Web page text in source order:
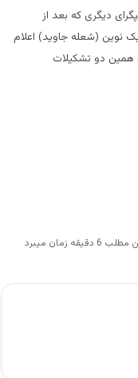
دیگری که بعد از
نوین (شعله جاوید) اعلام
همین دو تشکیلات
زمان میبرد